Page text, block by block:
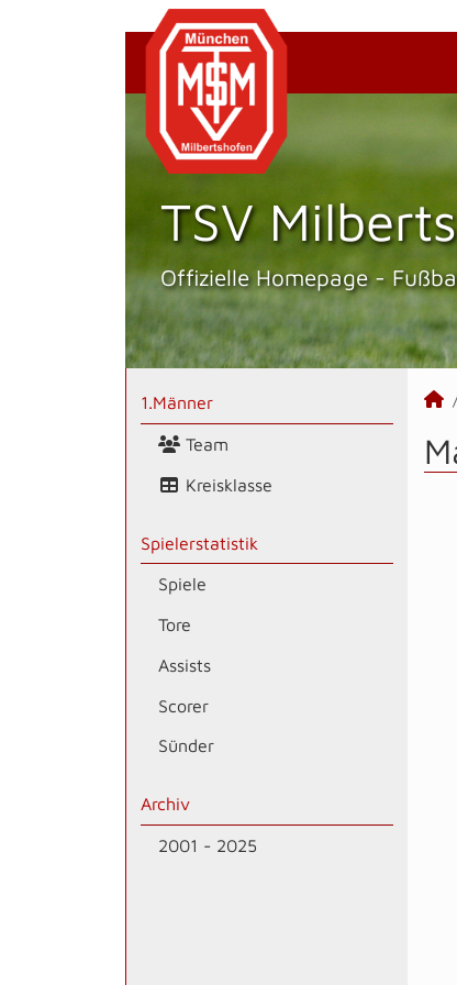
TSV
Offizielle Homepage -
1.Männer
Team
Kreisklasse
Spielerstatistik
Spiele
Tore
Assists
Scorer
Sünder
Archiv
2001 - 2025